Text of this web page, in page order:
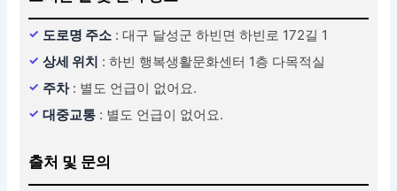
도로명 주소 : 대구 달성군 하빈면 하빈로 172길 1
상세 위치 : 하빈 행복생활문화센터 1층 다목적실
주차 : 별도 언급이 없어요.
대중교통 : 별도 언급이 없어요.
출처 및 문의